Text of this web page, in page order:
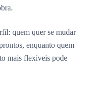
quem quer se mudar
enquanto quem
mais flexíveis pode